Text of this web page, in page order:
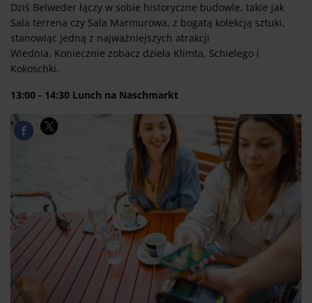
Dziś Belweder łączy w sobie historyczne budowle, takie jak
Sala terrena czy Sala Marmurowa, z bogatą kolekcją sztuki,
stanowiąc jedną z najważniejszych atrakcji
Wiednia. Koniecznie zobacz dzieła Klimta, Schielego i
Kokoschki.
13:00 - 14:30 Lunch na Naschmarkt